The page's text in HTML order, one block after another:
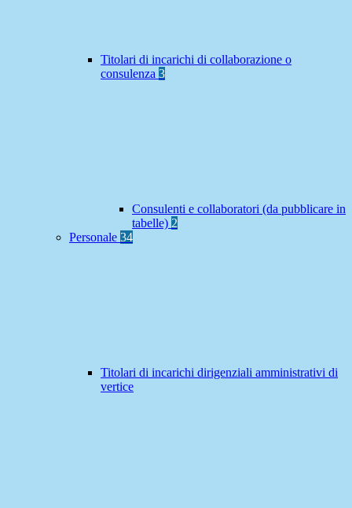
Titolari di incarichi di collaborazione o
consulenza 3
Consulenti e collaboratori (da pubblicare in
tabelle) 2
Personale 34
Titolari di incarichi dirigenziali amministrativi di
vertice